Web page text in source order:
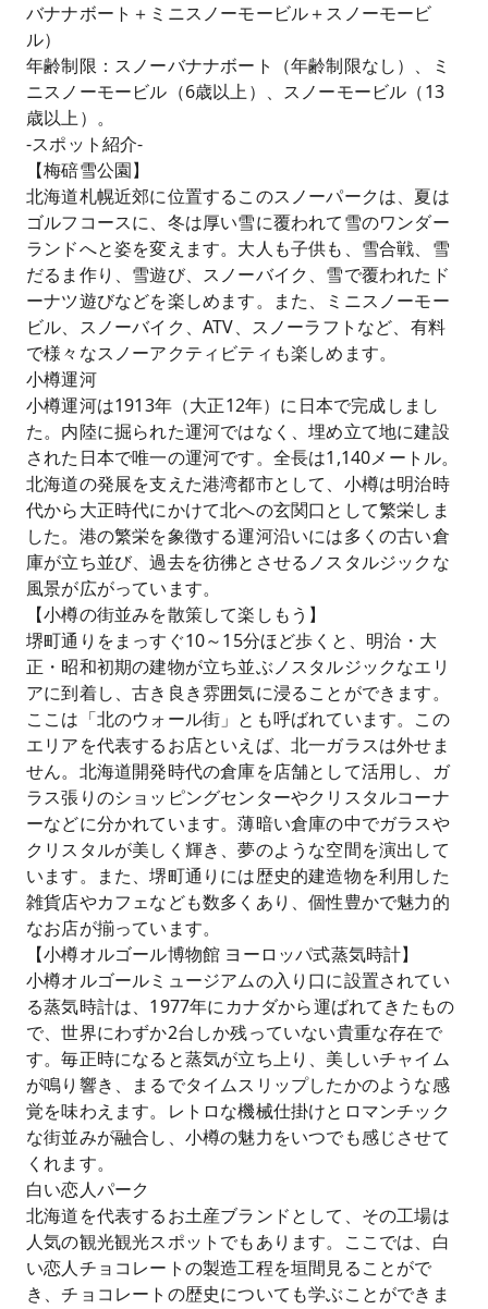
バナナボート＋ミニスノーモービル＋スノーモービ
ル）
年齢制限：スノーバナナボート（年齢制限なし）、ミ
ニスノーモービル（6歳以上）、スノーモービル（13
歳以上）。
-スポット紹介-
【梅碚雪公園】
北海道札幌近郊に位置するこのスノーパークは、夏は
ゴルフコースに、冬は厚い雪に覆われて雪のワンダー
ランドへと姿を変えます。大人も子供も、雪合戦、雪
だるま作り、雪遊び、スノーバイク、雪で覆われたド
ーナツ遊びなどを楽しめます。また、ミニスノーモー
ビル、スノーバイク、ATV、スノーラフトなど、有料
で様々なスノーアクティビティも楽しめます。
小樽運河
小樽運河は1913年（大正12年）に日本で完成しまし
た。内陸に掘られた運河ではなく、埋め立て地に建設
された日本で唯一の運河です。全長は1,140メートル。
北海道の発展を支えた港湾都市として、小樽は明治時
代から大正時代にかけて北への玄関口として繁栄しま
した。港の繁栄を象徴する運河沿いには多くの古い倉
庫が立ち並び、過去を彷彿とさせるノスタルジックな
風景が広がっています。
【小樽の街並みを散策して楽しもう】
堺町通りをまっすぐ10～15分ほど歩くと、明治・大
正・昭和初期の建物が立ち並ぶノスタルジックなエリ
アに到着し、古き良き雰囲気に浸ることができます。
ここは「北のウォール街」とも呼ばれています。この
エリアを代表するお店といえば、北一ガラスは外せま
せん。北海道開発時代の倉庫を店舗として活用し、ガ
ラス張りのショッピングセンターやクリスタルコーナ
ーなどに分かれています。薄暗い倉庫の中でガラスや
クリスタルが美しく輝き、夢のような空間を演出して
います。また、堺町通りには歴史的建造物を利用した
雑貨店やカフェなども数多くあり、個性豊かで魅力的
なお店が揃っています。
【小樽オルゴール博物館 ヨーロッパ式蒸気時計】
小樽オルゴールミュージアムの入り口に設置されてい
る蒸気時計は、1977年にカナダから運ばれてきたもの
で、世界にわずか2台しか残っていない貴重な存在で
す。毎正時になると蒸気が立ち上り、美しいチャイム
が鳴り響き、まるでタイムスリップしたかのような感
覚を味わえます。レトロな機械仕掛けとロマンチック
な街並みが融合し、小樽の魅力をいつでも感じさせて
くれます。
白い恋人パーク
北海道を代表するお土産ブランドとして、その工場は
人気の観光観光スポットでもあります。ここでは、白
い恋人チョコレートの製造工程を垣間見ることがで
き、チョコレートの歴史についても学ぶことができま